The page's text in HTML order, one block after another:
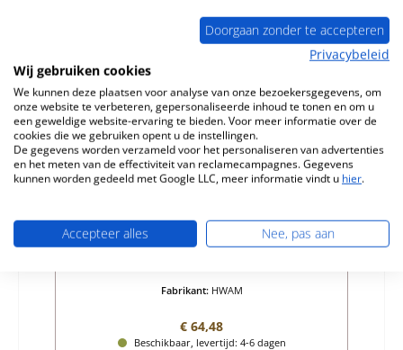
Fabrikant: HWAM
Normale prijs:
€ 64,48
Beschikbaar, levertijd: 4-6 dagen
Doorgaan zonder te accepteren
Privacybeleid
Wij gebruiken cookies
We kunnen deze plaatsen voor analyse van onze bezoekersgegevens, om
onze website te verbeteren, gepersonaliseerde inhoud te tonen en om u
een geweldige website-ervaring te bieden. Voor meer informatie over de
cookies die we gebruiken opent u de instellingen.
De gegevens worden verzameld voor het personaliseren van advertenties
en het meten van de effectiviteit van reclamecampagnes. Gegevens
kunnen worden gedeeld met Google LLC, meer informatie vindt u hier.
Accepteer alles Nee, pas aan